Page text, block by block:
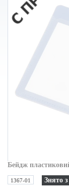
Бейдж
1367-01 Знято